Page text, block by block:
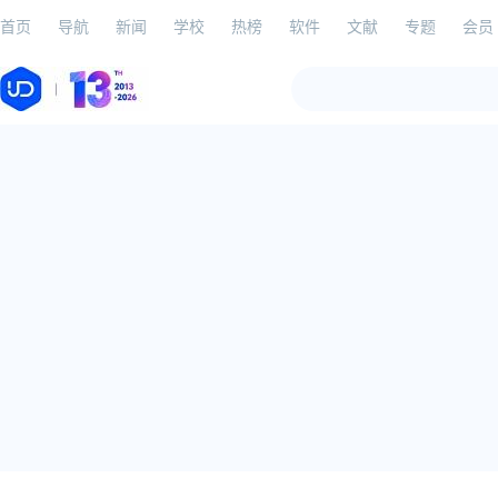
首页 导航 新闻 学校 热榜 软件 文献 专题 会员